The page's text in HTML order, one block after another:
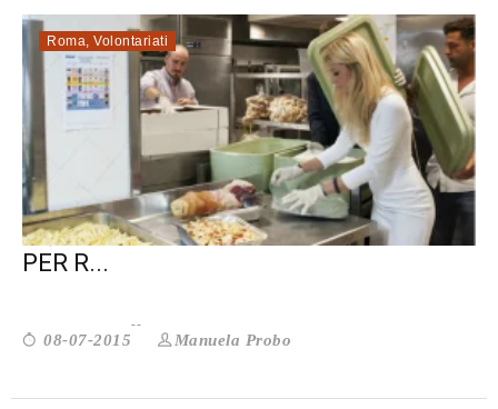
Roma, Volontariati
EQUOEVENTO. UNA NUOVA SOLUZIONE
PER R...
08-07-2015 Manuela Probo